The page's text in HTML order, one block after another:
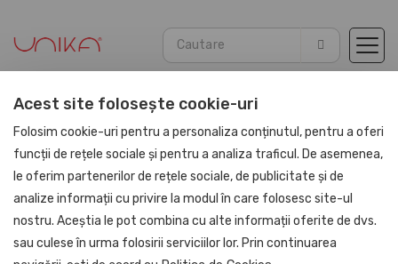
Acasă Agende Agende Piele PU 2026
UNIKA
Stoc limitat
Acest site folosește cookie-uri
Folosim cookie-uri pentru a personaliza conținutul, pentru a oferi
funcții de rețele sociale și pentru a analiza traficul. De asemenea,
le oferim partenerilor de rețele sociale, de publicitate și de
analize informații cu privire la modul în care folosesc site-ul
nostru. Aceștia le pot combina cu alte informații oferite de dvs.
sau culese în urma folosirii serviciilor lor. Prin continuarea